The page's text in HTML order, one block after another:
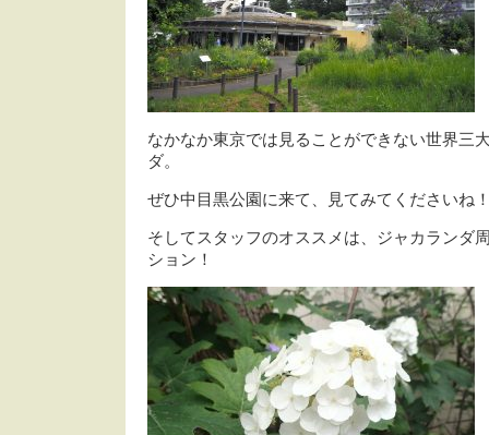
なかなか東京では見ることができない世界三
ダ。
ぜひ中目黒公園に来て、見てみてくださいね
そしてスタッフのオススメは、ジャカランダ
ション！